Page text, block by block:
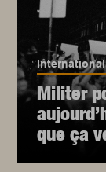
International
Militer
que ça